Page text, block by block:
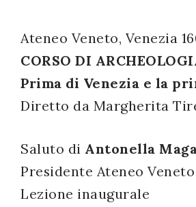
Ateneo Veneto, Venezia
CORSO DI
Prima di Venezia e la
Diretto da Margherita
Saluto di Antonella
Presidente Ateneo Veneto
Lezione inaugurale
accordo
con il
decreto
legislativo
Registrazione
avvenuta con